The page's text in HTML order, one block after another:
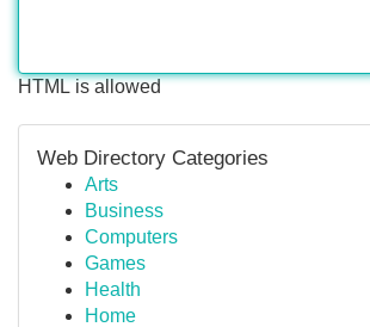
HTML is allowed
Web Directory Categories
Arts
Business
Computers
Games
Health
Home